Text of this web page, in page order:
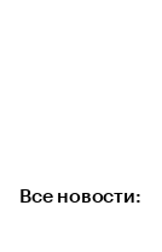
Все новости: